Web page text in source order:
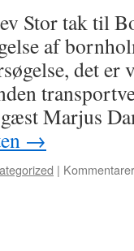
Stor tak til
af
det er
Marjus
→
|